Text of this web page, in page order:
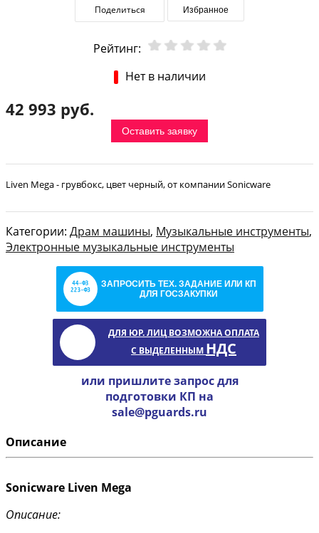
Поделиться Избранное
Рейтинг:
Нет в наличии
42 993 руб.
Оставить заявку
Liven Mega - грувбокс, цвет черный, от компании Sonicware
Категории: Драм машины, Музыкальные инструменты,
Электронные музыкальные инструменты
ЗАПРОСИТЬ ТЕХ. ЗАДАНИЕ ИЛИ КП
ДЛЯ ГОСЗАКУПКИ
ДЛЯ ЮР. ЛИЦ ВОЗМОЖНА ОПЛАТА
С ВЫДЕЛЕННЫМ НДС
или пришлите запрос для
подготовки КП на
sale@pguards.ru
Описание
Sonicware Liven Mega
Описание: